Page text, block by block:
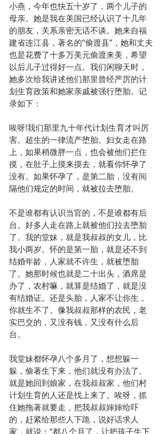
小燕，今年也快五十岁了，两个儿子的
母亲。她是我在美国已经认识了十几年
的朋友，关系亲密无话不谈。她来自福
建省连江县，著名的“偷渡县”，她和丈夫
也是花费了十多万美元偷渡来美，希望
以后儿子过得好一点。我们闲聊天时，
她多次给我讲述他们那里曾经严厉的计
划生育政策和她家亲戚被强行堕胎。记
录如下：
唉呀!我们那里九十年代计划生育才叫厉
害。超生的一律流产堕胎。妇女走在路
上，如果稍微胖一点，也会被他们拦住
摸，在肚子上摸来摸去，就看你怀孕了
没有。如果怀孕了，是第二胎，没有间
隔他们规定的时间，就被拉去堕胎。
不是谁都有认识当官的，不是谁都有后
台。好多人走在路上就被他们拉去堕胎
了。我的堂妹，就是我叔叔的女儿，比
我小两岁。怀的是第一胎，就是还不到
结婚年龄，人家就不许生，就被堕胎
了。她那时候也就是二十出头，酒席是
办了，农村嘛，就算是结婚了，就是没
有结婚证。还是头胎，人家不让你生，
你就生不了。像我叔叔那样的农民，老
实巴交的，又没有钱，又没有什么后
台。
我堂妹都怀孕八个多月了，想想躲一
躲，偷著生下来，他们就没有办法了。
就是她回到娘家，在我叔叔家，他们村
计划生育的人还是找上来了。唉呀，抓
住她拖著就要走，把我叔叔婶婶给吓
的，赶紧给那些人下跪，说好话求人
家，就说：“都八个月了，让把孩子生下